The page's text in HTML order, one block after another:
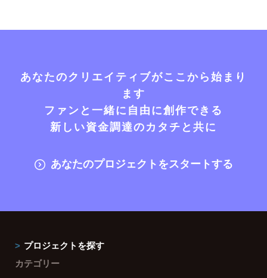
あなたのクリエイティブがここから始まり
ます
ファンと一緒に自由に創作できる
新しい資金調達のカタチと共に
あなたのプロジェクトをスタートする
プロジェクトを探す
カテゴリー